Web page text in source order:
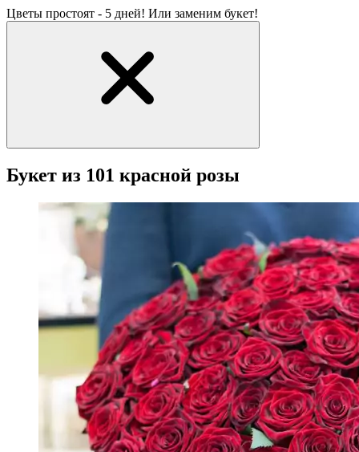
Цветы простоят - 5 дней! Или заменим букет!
Букет из 101 красной розы